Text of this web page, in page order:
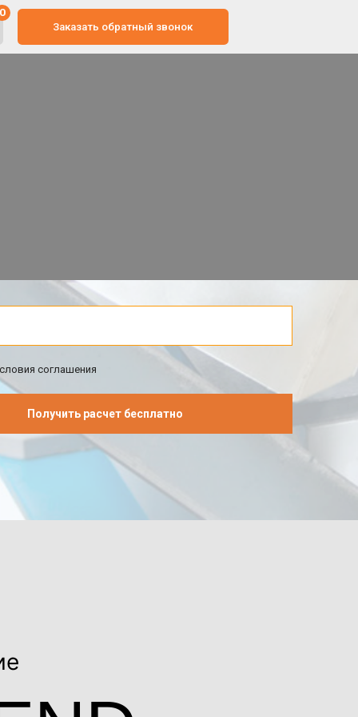
обратный звонок
соглашения
Получить расчет бесплатно